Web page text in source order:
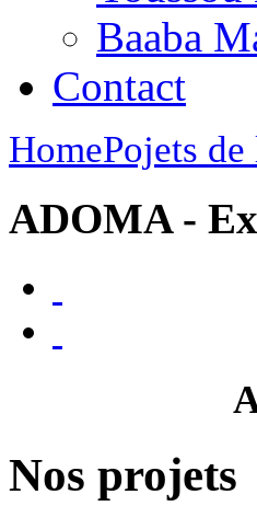
Baaba
Contact
HomePojets
ADOMA -
Nos projets